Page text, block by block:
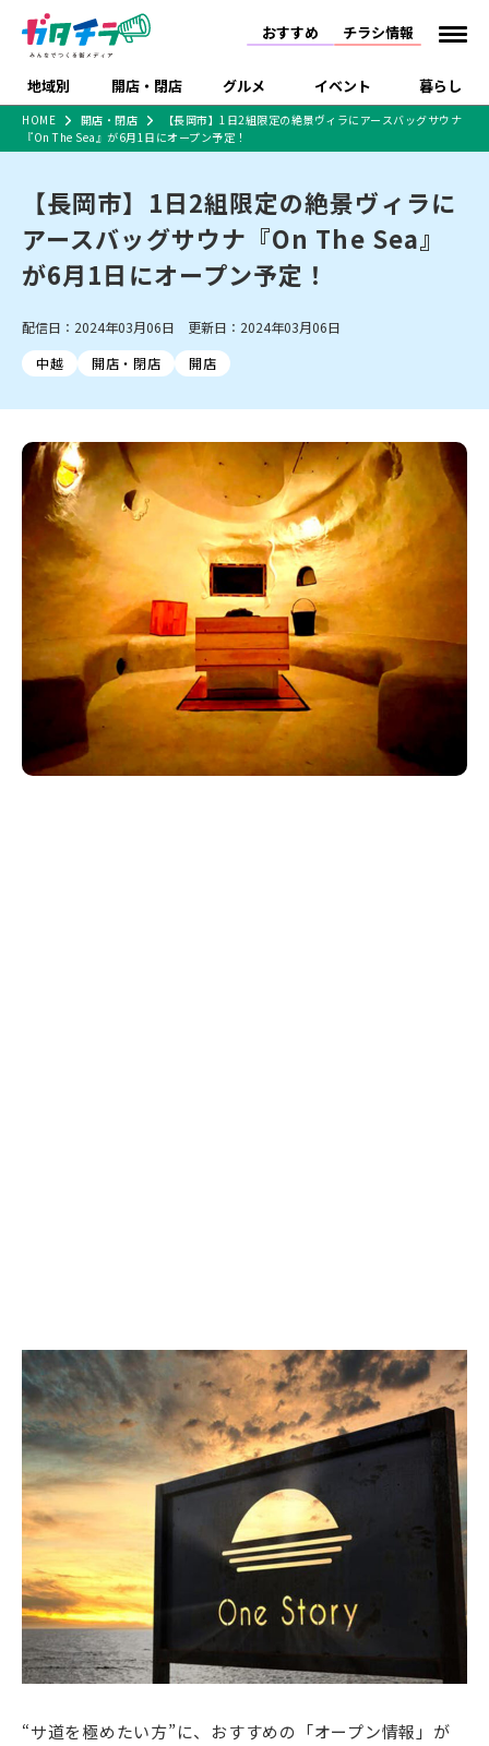
おすすめ チラシ情報
地域別 開店・閉店 グルメ イベント 暮らし
新潟市 下越
中越
佐渡
新潟市中央区 新潟市東区 新潟市西区
新潟市北区
新潟市南区
新潟市江南区 新潟市秋葉区
新潟市西蒲区
村上・関川
新発田・聖籠
胎内・粟島
三条・加茂・田上
五泉・阿賀野・阿賀
燕・弥彦
長岡・見附
小千谷・十日町・津南
魚沼・南魚沼・湯沢
柏崎・刈羽・出雲崎
上越・妙高・糸魚川
開店 閉店
リニューアル・移転 休業 開店まとめ
新潟市・開店
新潟市・閉店
長岡市・開店
長岡市・閉店
上越市・開店
ラーメン・開店
ラーメン・閉店
ラーメン 現地レポート
和食
スイーツ
ご当地グルメ 食べ歩き テイクアウト
季節・期間限定
カフェ
居酒屋・バー 焼肉
パスタ
パン・ベーカリー
タレカツ・豚カツ
デカ盛り・大盛り
旨辛・激辛
定食・町定食 海鮮・鮨
そば・うどん
日本酒・新潟清酒
ワイン・クラフトビール
ケーキ・パフェ
ビアガーデン・暑気払い
忘新年会・歓送迎会
体験・販売 祭り・伝統行事
趣味・展示会
スポーツ
セミナー・講演会 子ども向け 花火大会
入場無料
住宅展示場
完成見学会 学生スポーツ アルビレックス
施設・ショップ
住宅メーカー・工務
店
食品メーカー・県産
習い事・塾 アパレル・雑貨
観光スポット
温泉・入浴 ホテル 旅館
水族館
リラクゼーション・整体
スキー場
リユース・買取
病院・クリニック
イオンモール
ラブラ万代・ラブラ2
ビルボードプレイスBP
新潟伊勢丹
ピア万代
リバーサイド千秋
パティオPATIO
特売セール インタビュー
特集・まとめ記事
セツコママ ランキング 新潟人
キャンペーン
開店まとめ
閉店まとめ
食品スーパー・コンビ
ショッピングモール・
大型施設
ドラッグストア・ホーム
センター
ファッション 生活サービス
新車・中古車・カー用品
旅行・レジャー
家電・携帯電話
冠婚葬祭
習い事・塾 通販・EC イベント
官公庁・自治体
新潟市 チラシ
長岡・見附 チラシ
上越・妙高・糸魚川 チラシ
注目 チラシ
週末セール
火曜セール
オープン・リニューアルセール
周年祭・感謝祭セール
年末・初売りセール
HOME 開店・閉店
【長岡市】1日2組限定の絶景ヴィラにアースバッグサウナ
『On The Sea』が6月1日にオープン予定！
【長岡市】1日2組限定の絶景ヴィラに
アースバッグサウナ『On The Sea』
が6月1日にオープン予定！
配信日：2024年03月06日 更新日：2024年03月06日
中越
開店・閉店 開店
“サ道を極めたい方”に、おすすめの「オープン情報」が